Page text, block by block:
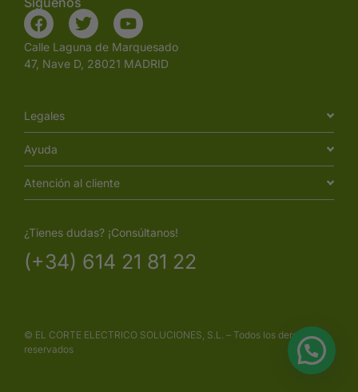
Calle Laguna de Marquesado
47, Nave D, 28021 MADRID
Legales
Ayuda
Atención al cliente
¿Tienes dudas? ¡Consúltanos!
(+34) 614 21 81 22
© EL CORTE ELECTRICO SOLUCIONES, S.L. – Todos los derechos
reservados